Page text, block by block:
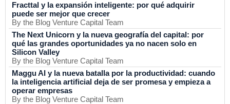
Fracttal y la expansión inteligente: por qué adquirir
puede ser mejor que crecer
By the Blog Venture Capital Team
The Next Unicorn y la nueva geografía del capital: por
qué las grandes oportunidades ya no nacen solo en
Silicon Valley
By the Blog Venture Capital Team
Maggu AI y la nueva batalla por la productividad: cuando
la inteligencia artificial deja de ser promesa y empieza a
operar empresas
By the Blog Venture Capital Team